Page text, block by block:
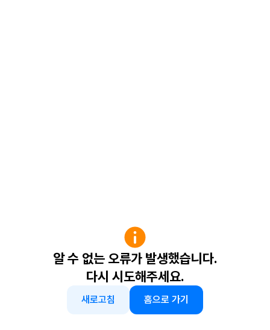
알 수 없는 오류가 발생했습니다.
다시 시도해주세요.
새로고침 홈으로 가기